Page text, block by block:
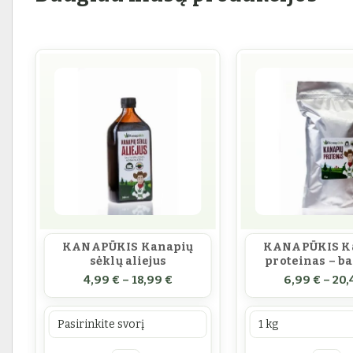
KANAPŪKIS Kanapių
sėklų aliejus
4,99 € – 18,99 €Price range: 4,99 € through
Prekės svoris
KANAPŪKIS
proteinas –
6,99€ –
Prekės svoris
range: 1,99 € through 45,00 €